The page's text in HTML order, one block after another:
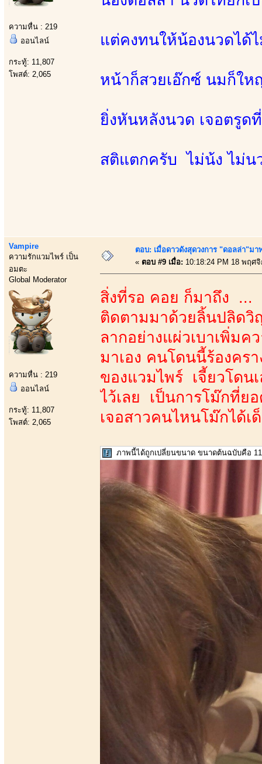
ความหื่น : 219
ออนไลน์
กระทู้: 11,807
โพสต์: 2,065
แต่คงทนให้น้องนวดได้
หน้าก็สวยเอ๊กซ์ นมก็ใ
ยิ่งหันหลังนวด เจอตรูด
สติแตกครับ ไม่น้ง ไม่น
Vampire
ความรักแวมไพร์ เป็น
อมตะ
Global Moderator
ความหื่น : 219
ออนไลน์
กระทู้: 11,807
โพสต์: 2,065
ตอบ: เมื่อดาวดังสุดวงการ "ดอลล่า"มา
« ตอบ #9 เมื่อ: 10:18:24 PM 18 พฤศ
สิ่งที่รอ คอย ก็มาถึง ...
ติดตามมาด้วยลิ้นปลิดวิ
ลากอย่างแผ่วเบาเพิ่ม
มาเอง คนโดนนี้ร้องคร
ของแวมไพร์ เจี้ยวโด
ไว้เลย เป็นการโม๊กที่ย
เจอสาวคนไหนโม๊กได้เ
ภาพนี้ได้ถูกเปลี่ยนขนาด ขนาดต้นฉบับคือ